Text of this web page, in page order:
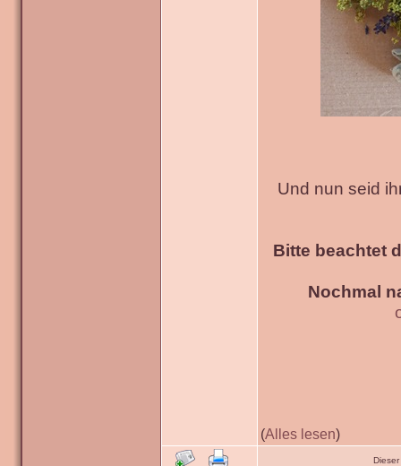
Und nun seid
Bitte beachtet
Nochmal
(Alles lesen)